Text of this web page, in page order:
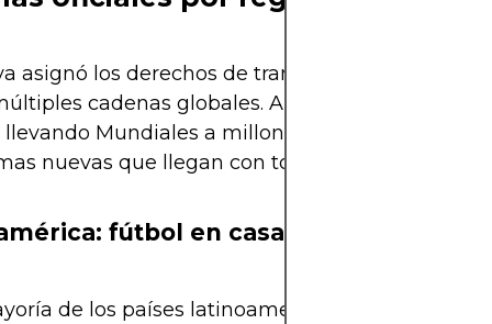
asignó los derechos de transmisión para el
cadenas globales. Algunas de ellas
llevando Mundiales a millones, mientras otras
nuevas que llegan con todo.
fútbol en casa y gratis
de los países latinoamericanos, los partidos